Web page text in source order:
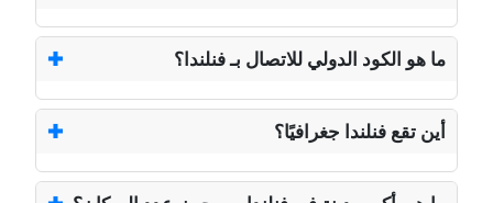
ما هو الكود الدولي للاتصال بـ فنلندا؟
أين تقع فنلندا جغرافيًا؟